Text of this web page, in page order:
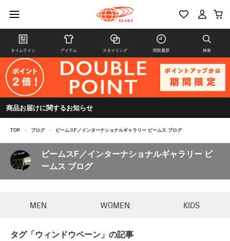
タイムライン アイテム スタイリング 閲覧履歴 検索
商品お届けに関するお知らせ
TOP > ブログ > ビームスF／インターナショナルギャラリー ビームス ブログ
ビームスF／インターナショナルギャラリー ビ
ームス ブログ
MEN WOMEN KIDS
タグ「ウィンドウペーン」の記事